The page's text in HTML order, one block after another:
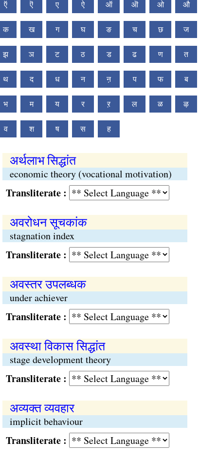
ऍ ऎ ए ऐ ऑ ऒ ओ औ
क ख ग घ ङ च छ ज
झ ञ ट ठ ड ढ ण त
थ द ध न ऩ प फ ब
भ म य र ऱ ल ळ ऴ
व श ष स ह
अर्थलाभ सिद्धांत
economic theory (vocational motivation)
:
अवरोधन सूचकांक
stagnation index
:
अवस्तर उपलब्धक
under achiever
:
अवस्था विकास सिद्धांत
stage development theory
:
अव्यक्त व्यवहार
implicit behaviour
: